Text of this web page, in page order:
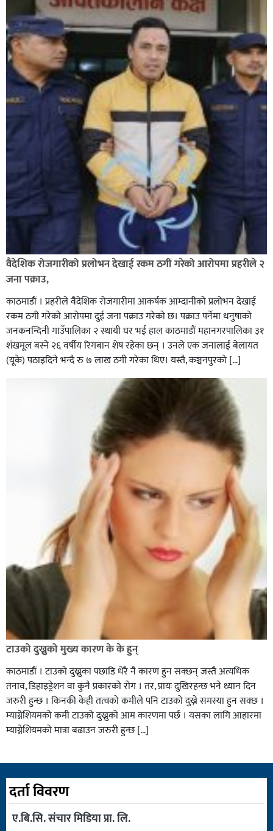
ग्यास अभाव हटाउन सरकारलाई घोराही बनाऔँ अभियानको
सुझाव : ग्यास खरिद कार्ड प्रणालीको आवश्यकता सबिन प्रियासन
वैदेशिक रोजगारीको प्रलोभन देखाई रकम ठगी गरेको आरोपमा प्रहरीले २
जना पक्राउ,
काठमाडौं । प्रहरीले वैदेशिक रोजगारीमा आकर्षक आम्दानीको प्रलोभन देखाई
रकम ठगी गरेको आरोपमा दुई जना पक्राउ गरेको छ। पक्राउ पर्नेमा धनुषाको
जनकनन्दिनी गाउँपालिका २ स्थायी घर भई हाल काठमाडौं महानगरपालिका ३१
शंखमूल बस्ने २६ वर्षीय रिगबान शेष रहेका छन् । उनले एक जनालाई बेलायत
(यूके) पठाइदिने भन्दै रु ७ लाख ठगी गरेका थिए। यस्तै, कञ्चनपुरको […]
टाउको दुख्नुको मुख्य कारण के के हुन्
काठमाडौं । टाउको दुख्नुका पछाडि धेरै नै कारण हुन सक्छन् जस्तै अत्यधिक
तनाव, डिहाइड्रेशन वा कुनै प्रकारको रोग । तर, प्रायः दुखिरहन्छ भने ध्यान दिन
जरुरी हुन्छ । किनकी केही तत्वको कमीले पनि टाउको दुख्ने समस्या हुन सक्छ ।
म्याग्नेशियमको कमी टाउको दुख्नुको आम कारणमा पर्छ । यसका लागि आहारमा
म्याग्नेशियमको मात्रा बढाउन जरुरी हुन्छ […]
दर्ता विवरण
ए.बि.सि. संचार मिडिया प्रा. लि.